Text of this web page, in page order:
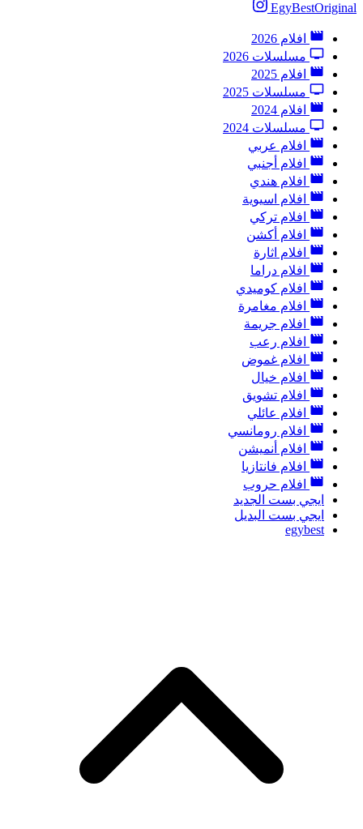
EgyBestOriginal
افلام 2026
مسلسلات 2026
افلام 2025
مسلسلات 2025
افلام 2024
مسلسلات 2024
افلام عربي
افلام أجنبي
افلام هندي
افلام اسيوية
افلام تركي
افلام أكشن
افلام اثارة
افلام دراما
افلام كوميدي
افلام مغامرة
افلام جريمة
افلام رعب
افلام غموض
افلام خيال
افلام تشويق
افلام عائلي
افلام رومانسي
افلام أنميشن
افلام فانتازيا
افلام حروب
ايجي بست الجديد
ايجي بست البديل
egybest